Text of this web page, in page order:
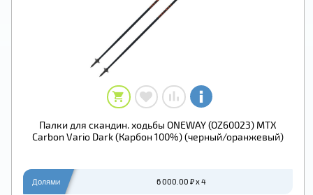
Палки для скандин. ходьбы ONEWAY (OZ60023) MTX
Carbon Vario Dark (Карбон 100%) (черный/оранжевый)
Долями 6 000.00 ₽ x 4